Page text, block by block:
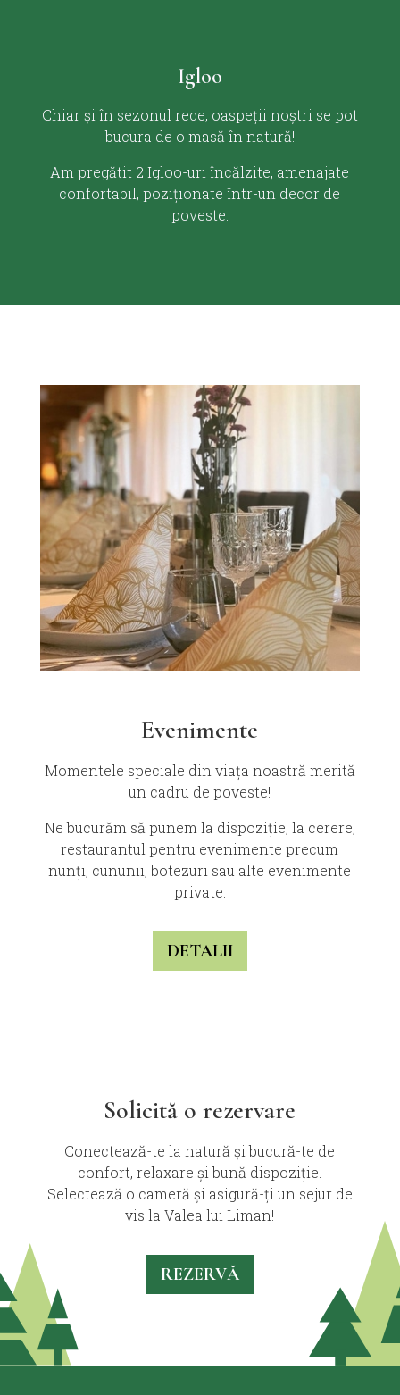
Igloo
Chiar și în sezonul rece, oaspeții noștri se pot
bucura de o masă în natură!
Am pregătit 2 Igloo-uri încălzite, amenajate
confortabil, poziționate într-un decor de
poveste.
Evenimente
Momentele speciale din viața noastră merită
un cadru de poveste!
Ne bucurăm să punem la dispoziție, la cerere,
restaurantul pentru evenimente precum
nunți, cununii, botezuri sau alte evenimente
private.
DETALII
Solicită o rezervare
Conectează-te la natură și bucură-te de
confort, relaxare și bună dispoziție.
Selectează o cameră și asigură-ți un sejur de
vis la Valea lui Liman!
REZERVĂ